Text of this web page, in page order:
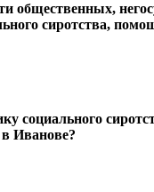
общественных,
сиротства,
социального
Иванове?